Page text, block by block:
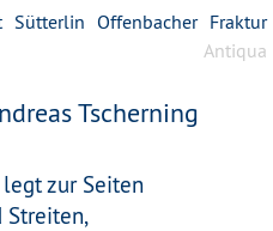
Sütterlin Offenbacher Fraktur
Antiqua
Tscherning
zur Seiten
Streiten,